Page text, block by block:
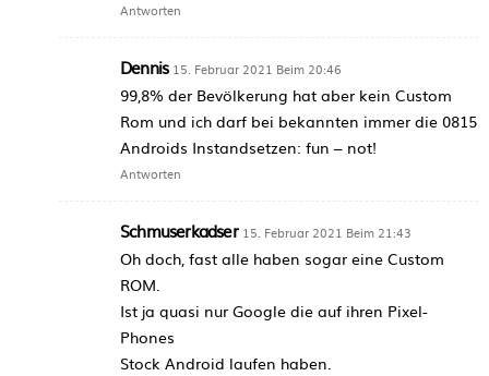
Antworten
Dennis 15. Februar 2021 Beim 20:46
99,8% der Bevölkerung hat aber kein Custom
Rom und ich darf bei bekannten immer die 0815
Androids Instandsetzen: fun – not!
Antworten
Schmuserkadser 15. Februar 2021 Beim 21:43
Oh doch, fast alle haben sogar eine Custom
ROM.
Ist ja quasi nur Google die auf ihren Pixel-
Phones
Stock Android laufen haben.